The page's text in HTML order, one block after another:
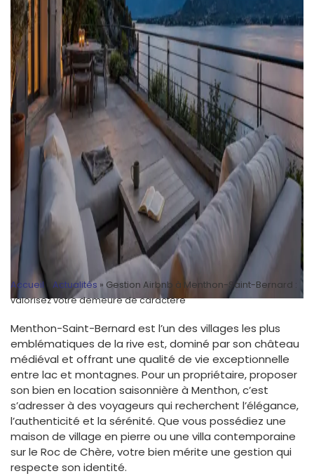
Accueil» Actualités » Gestion Airbnb à Menthon-Saint-Bernard :
valorisez votre demeure de caractère
Menthon-Saint-Bernard est l’un des villages les plus
emblématiques de la rive est, dominé par son château
médiéval et offrant une qualité de vie exceptionnelle
entre lac et montagnes. Pour un propriétaire, proposer
son bien en location saisonnière à Menthon, c’est
s’adresser à des voyageurs qui recherchent l’élégance,
l’authenticité et la sérénité. Que vous possédiez une
maison de village en pierre ou une villa contemporaine
sur le Roc de Chère, votre bien mérite une gestion qui
respecte son identité.